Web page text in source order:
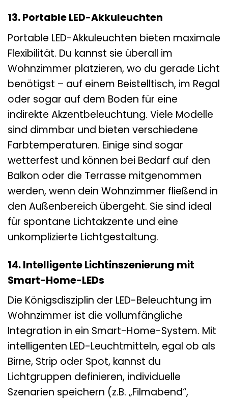
13. Portable LED-Akkuleuchten
Portable LED-Akkuleuchten bieten maximale
Flexibilität. Du kannst sie überall im
Wohnzimmer platzieren, wo du gerade Licht
benötigst – auf einem Beistelltisch, im Regal
oder sogar auf dem Boden für eine
indirekte Akzentbeleuchtung. Viele Modelle
sind dimmbar und bieten verschiedene
Farbtemperaturen. Einige sind sogar
wetterfest und können bei Bedarf auf den
Balkon oder die Terrasse mitgenommen
werden, wenn dein Wohnzimmer fließend in
den Außenbereich übergeht. Sie sind ideal
für spontane Lichtakzente und eine
unkomplizierte Lichtgestaltung.
14. Intelligente Lichtinszenierung mit
Smart-Home-LEDs
Die Königsdisziplin der LED-Beleuchtung im
Wohnzimmer ist die vollumfängliche
Integration in ein Smart-Home-System. Mit
intelligenten LED-Leuchtmitteln, egal ob als
Birne, Strip oder Spot, kannst du
Lichtgruppen definieren, individuelle
Szenarien speichern (z.B. „Filmabend“,